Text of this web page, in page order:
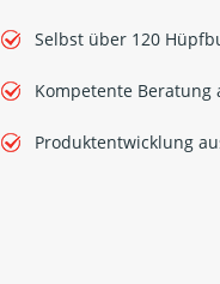
Selbst über 120
Kompetente Beratung
Produktentwicklung